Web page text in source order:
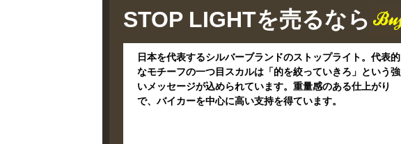
STOP LIGHTを売るなら
日本を代表するシルバーブランドのストップライト。代表的
なモチーフの一つ目スカルは「的を絞っていきろ」という強
いメッセージが込められています。重量感のある仕上がり
で、バイカーを中心に高い支持を得ています。